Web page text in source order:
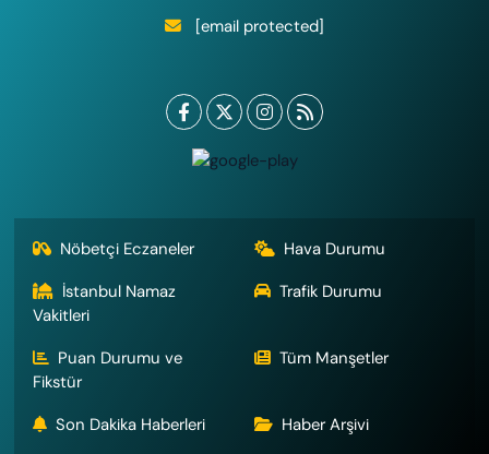
[email protected]
Nöbetçi Eczaneler
Hava Durumu
İstanbul Namaz
Vakitleri
Trafik Durumu
Puan Durumu ve
Fikstür
Tüm Manşetler
Son Dakika Haberleri Haber Arşivi